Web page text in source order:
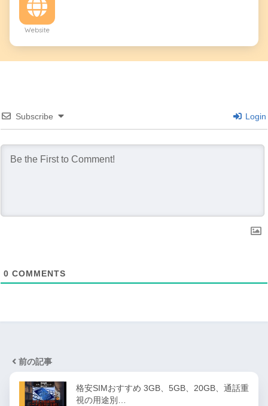
Website
Subscribe Login
0 COMMENTS
前の記事
格安SIMおすすめ 3GB、5GB、20GB、通話重
視の用途別…